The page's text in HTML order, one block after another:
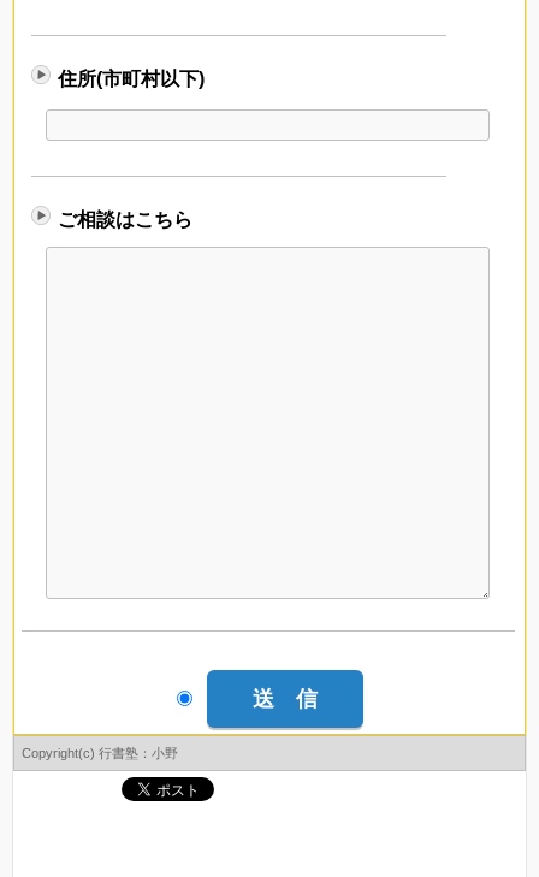
住所(市町村以下)
ご相談はこちら
Copyright(c) 行書塾：小野